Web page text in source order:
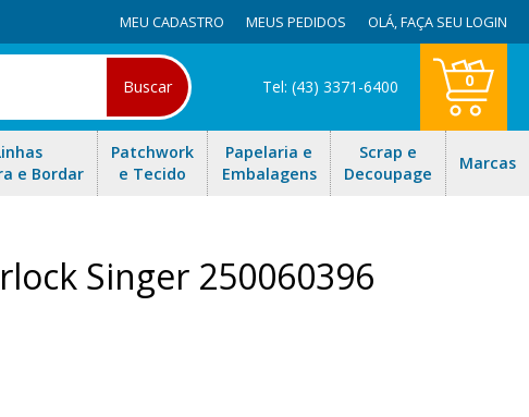
MEU CADASTRO MEUS PEDIDOS OLÁ,FAÇA SEU LOGIN
Buscar Tel: (43) 3371-6400 0
e Bordar
Patchwork
e Tecido
Papelaria e
Embalagens
Scrap e
Decoupage
Marcas
Singer 250060396